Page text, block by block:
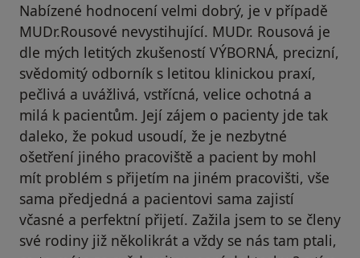
Nabízené hodnocení velmi dobrý, je v případě
MUDr.Rousové nevystihující. MUDr. Rousová je
dle mých letitých zkušeností VÝBORNÁ, precizní,
svědomitý odborník s letitou klinickou praxí,
pečlivá a uvážlivá, vstřícná, velice ochotná a
milá k pacientům. Její zájem o pacienty jde tak
daleko, že pokud usoudí, že je nezbytné
ošetření jiného pracoviště a pacient by mohl
mít problém s přijetím na jiném pracovišti, vše
sama předjedná a pacientovi sama zajistí
včasné a perfektní přijetí. Zažila jsem to se členy
své rodiny již několikrát a vždy se nás tam ptali,